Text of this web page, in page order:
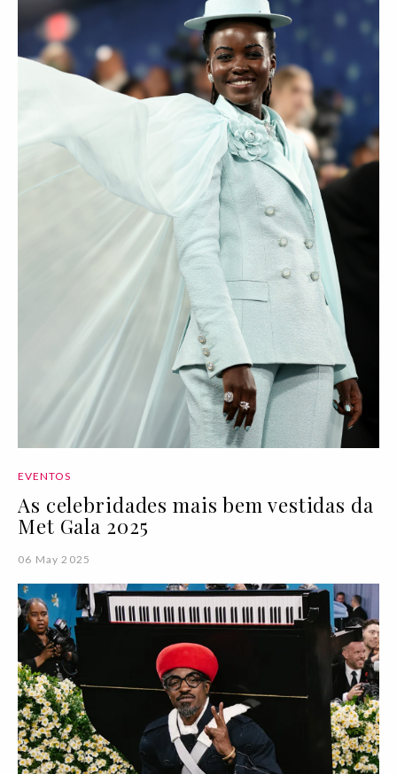
EVENTOS
As celebridades mais bem vestidas da
Met Gala 2025
06 May 2025